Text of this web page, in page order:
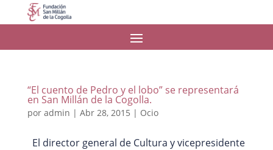
“El cuento de Pedro y el lobo” se representará
en San Millán de la Cogolla.
por admin | Abr 28, 2015 | Ocio
El director general de Cultura y vicepresidente